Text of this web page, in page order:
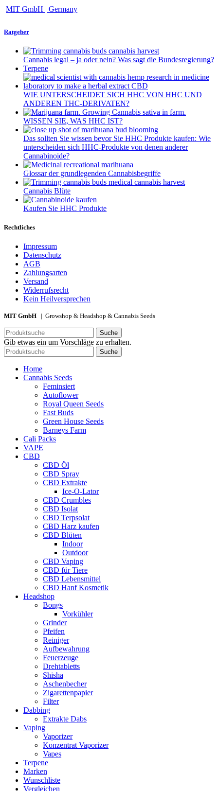
MIT GmbH | Germany
Ratgeber
Cannabis legal – ja oder nein? Was sagt die Bundesregierung?
Terpene
WIE UNTERSCHEIDET SICH HHC VON HHC UND
ANDEREN THC-DERIVATEN?
WISSEN SIE, WAS HHC IST?
Das sollten Sie wissen bevor Sie HHC Produkte kaufen: Wie
unterscheiden sich HHC-Produkte von denen anderer
Cannabinoide?
Glossar der grundlegenden Cannabisbegriffe
Cannabis Blüte
Kaufen Sie HHC Produkte
Rechtliches
Impressum
Datenschutz
AGB
Zahlungsarten
Versand
Widerrufsrecht
Kein Heilversprechen
MIT GmbH | Growshop & Headshop & Cannabis Seeds
Suche
Gib etwas ein um Vorschläge zu erhalten.
Suche
Home
Cannabis Seeds
Feminsiert
Autoflower
Royal Queen Seeds
Fast Buds
Green House Seeds
Barneys Farm
Cali Packs
VAPE
CBD
CBD Öl
CBD Spray
CBD Extrakte
Ice-O-Lator
CBD Crumbles
CBD Isolat
CBD Terpsolat
CBD Harz kaufen
CBD Blüten
Indoor
Outdoor
CBD Vaping
CBD für Tiere
CBD Lebensmittel
CBD Hanf Kosmetik
Headshop
Bongs
Vorkühler
Grinder
Pfeifen
Reiniger
Aufbewahrung
Feuerzeuge
Drehtabletts
Shisha
Aschenbecher
Zigarettenpapier
Filter
Dabbing
Extrakte Dabs
Vaping
Vaporizer
Konzentrat Vaporizer
Vapes
Terpene
Marken
Wunschliste
Vergleichen